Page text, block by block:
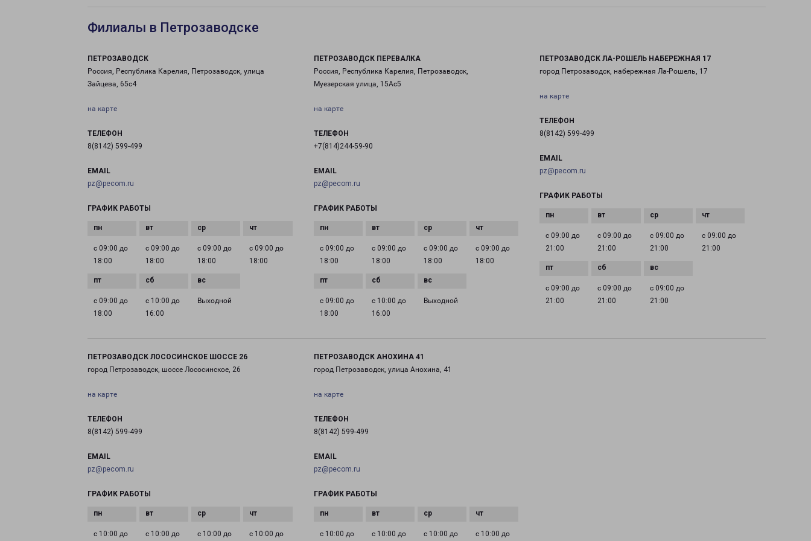
Филиалы в Петрозаводске
ПЕТРОЗАВОДСК
Россия, Республика Карелия, Петрозаводск, улица
Зайцева, 65с4
на карте
ТЕЛЕФОН
8(8142) 599-499
EMAIL
pz@pecom.ru
ГРАФИК РАБОТЫ
с 09:00 до
18:00
с 09:00 до
18:00
с 09:00 до
18:00
с 09:00 до
18:00
с 09:00 до
18:00
с 10:00 до
16:00
Выходной
ПЕТРОЗАВОДСК ПЕРЕВАЛКА
Россия, Республика Карелия, Петрозаводск,
Муезерская улица, 15Ас5
на карте
ТЕЛЕФОН
+7(814)244-59-90
EMAIL
pz@pecom.ru
ГРАФИК РАБОТЫ
с 09:00 до
18:00
с 09:00 до
18:00
с 09:00 до
18:00
с 09:00 до
18:00
с 09:00 до
18:00
с 10:00 до
16:00
Выходной
ПЕТРОЗАВОДСК ЛА-РОШЕЛЬ НАБЕРЕЖНАЯ 17
город Петрозаводск, набережная Ла-Рошель, 17
на карте
ТЕЛЕФОН
8(8142) 599-499
EMAIL
pz@pecom.ru
ГРАФИК РАБОТЫ
с 09:00 до
21:00
с 09:00 до
21:00
с 09:00 до
21:00
с 09:00 до
21:00
с 09:00 до
21:00
с 09:00 до
21:00
с 09:00 до
21:00
ПЕТРОЗАВОДСК ЛОСОСИНСКОЕ ШОССЕ 26
город Петрозаводск, шоссе Лососинское, 26
на карте
ТЕЛЕФОН
8(8142) 599-499
EMAIL
pz@pecom.ru
ГРАФИК РАБОТЫ
с 10:00 до с 10:00 до с 10:00 до с 10:00 до
ПЕТРОЗАВОДСК АНОХИНА 41
город Петрозаводск, улица Анохина, 41
на карте
ТЕЛЕФОН
8(8142) 599-499
EMAIL
pz@pecom.ru
ГРАФИК РАБОТЫ
с 10:00 до с 10:00 до с 10:00 до с 10:00 до